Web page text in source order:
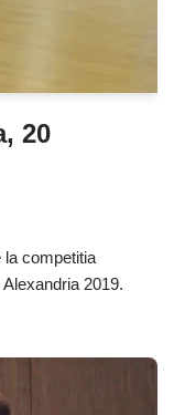
20
la competitia
2019.